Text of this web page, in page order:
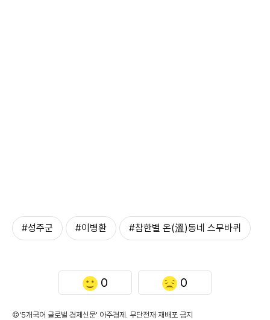
#성주군 #이병환 #참한별 온(溫)동네 스무바퀴
0 0
©'5개국어 글로벌 경제신문' 아주경제. 무단전재·재배포 금지